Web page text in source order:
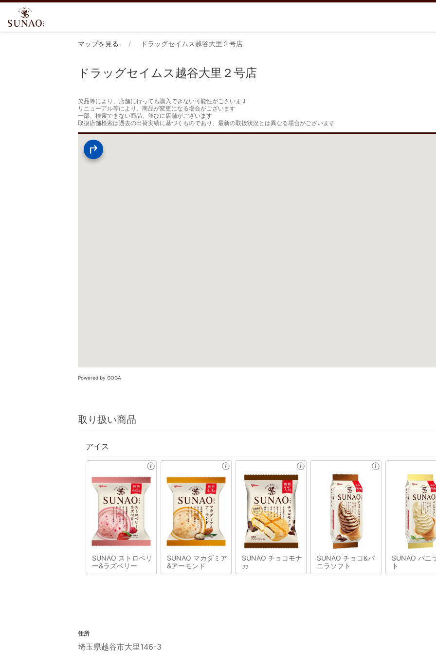
マップを見る ドラッグセイムス越谷大里２号店
ドラッグセイムス越谷大里２号店
欠品等により、店舗に行っても購入できない可能性がございます
リニューアル等により、商品が変更になる場合がございます
一部、検索できない商品、並びに店舗がございます
取扱店舗検索は過去の出荷実績に基づくものであり、最新の取扱状況とは異なる場合がございます
Powered by GOGA
取り扱い商品
アイス
SUNAO ストロベリ
ー&ラズベリー
SUNAO マカダミア
&アーモンド
SUNAO チョコモナ
カ
SUNAO チョコ&バ
ニラソフト
SUNAO バニ
ト
住所
埼玉県越谷市大里146-3